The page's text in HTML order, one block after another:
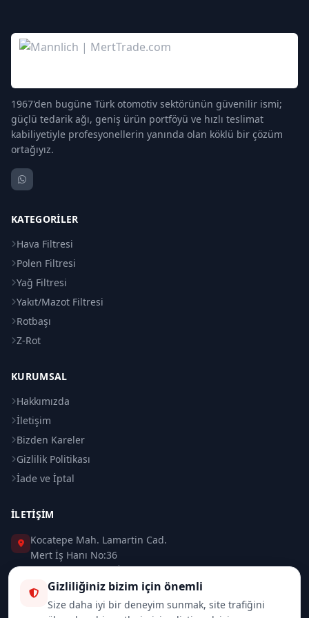
1967'den bugüne Türk otomotiv sektörünün güvenilir ismi;
güçlü tedarik ağı, geniş ürün portföyü ve hızlı teslimat
kabiliyetiyle profesyonellerin yanında olan köklü bir çözüm
ortağıyız.
KATEGORILER
Hava Filtresi
Polen Filtresi
Yağ Filtresi
Yakıt/Mazot Filtresi
Rotbaşı
Z-Rot
KURUMSAL
Hakkımızda
İletişim
Bizden Kareler
Gizlilik Politikası
İade ve İptal
İLETIŞIM
Kocatepe Mah. Lamartin Cad.
Mert İş Hanı No:36
Taksim / Beyoğlu / İSTANBUL
0 (212) 235 37 83
Gizliliğiniz bizim için önemli
Size daha iyi bir deneyim sunmak, site trafiğini